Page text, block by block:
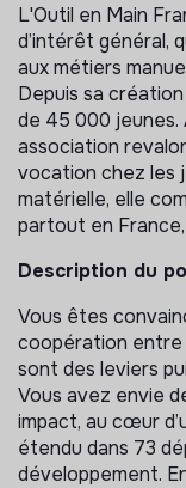
L'Outil en Main
d’intérêt général,
aux métiers
Depuis sa création
de 45 000
association
vocation chez les
matérielle, elle
partout en
Description du
Vous êtes
coopération entre
sont des leviers
Vous avez envie
impact, au cœur
étendu dans 73
développement.